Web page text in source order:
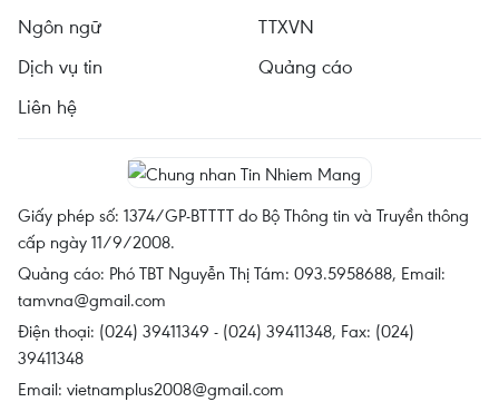
Ngôn ngữ
TTXVN
Dịch vụ tin
Quảng cáo
Liên hệ
Giấy phép số: 1374/GP-BTTTT do Bộ Thông tin và Truyền thông
cấp ngày 11/9/2008.
Quảng cáo: Phó TBT Nguyễn Thị Tám: 093.5958688, Email:
tamvna@gmail.com
Điện thoại: (024) 39411349 - (024) 39411348, Fax: (024)
39411348
Email: vietnamplus2008@gmail.com